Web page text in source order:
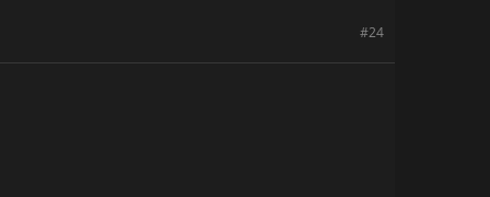
#24